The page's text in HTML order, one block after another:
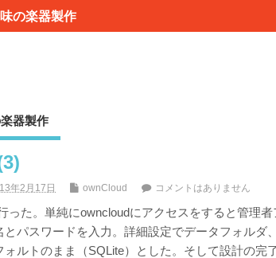
の楽器製作
器製作
年2月17日 ownCloud コメントはありません
った。単純にowncloudにアクセスをすると管理
とパスワードを入力。詳細設定でデータフォルダ
ルトのまま（SQLite）とした。そして設計の完